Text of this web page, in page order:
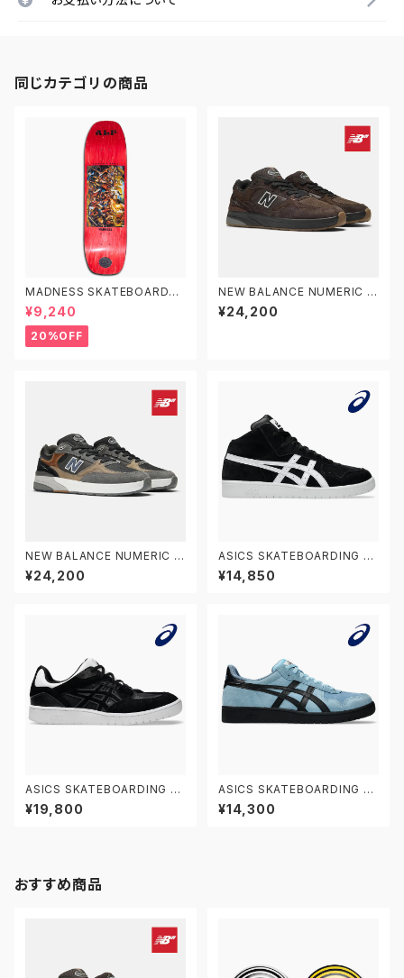
同じカテゴリの商品
MADNESS SKATEBOARDS
ALPHONZO REVOLT R7 8.
375 マッドネス スケートボード
デッキ スケボー 8.38
¥9,240
20%OFF
NEW BALANCE NUMERIC ニ
ューバランス ヌメリック アンドリ
ュー・レイノルズ 933 NM933
¥24,200
NEW BALANCE NUMERIC ニ
ューバランス ヌメリック アンドリ
ュー・レイノルズ 933 NM933
¥24,200
ASICS SKATEBOARDING JA
PAN PRO MT 1201B033.00
2 アシックス スケートボーディン
¥14,850
ASICS SKATEBOARDING G
EL-SPLYTE 1201A980.002
アシックス スケートボーディング
¥19,800
ASICS SKATEBOARDING JA
PAN PRO 1201A920.401 ア
シックス スケートボーディング
¥14,300
おすすめ商品